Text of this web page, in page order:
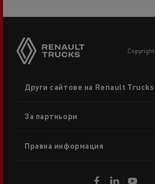
menu
Други сайтове на Renault Trucks
За партньори
Правна информация